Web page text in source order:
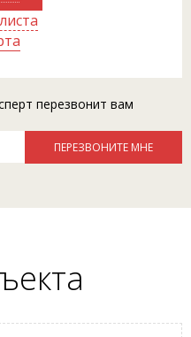
перезвонит вам